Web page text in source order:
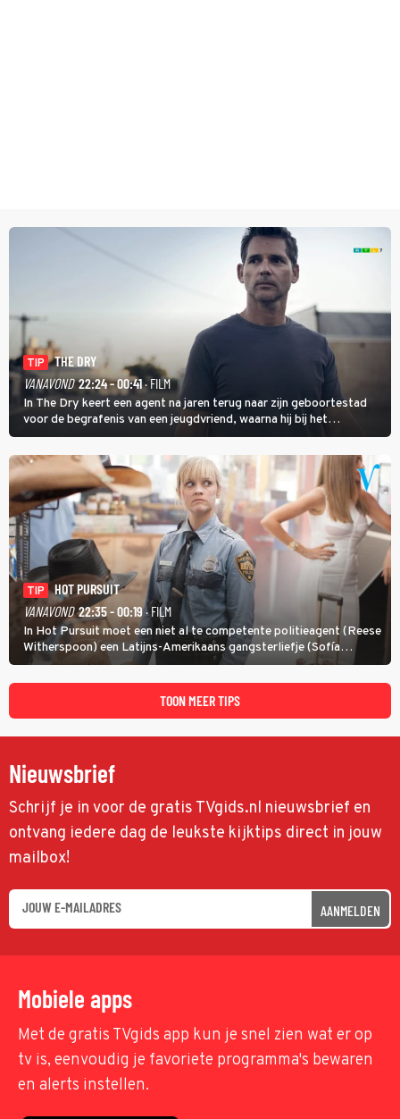
TIP
THE DRY
VANAVOND 22:24 - 00:41· FILM
In The Dry keert een agent na jaren terug naar zijn geboortestad
voor de begrafenis van een jeugdvriend, waarna hij bij het
onderzoeken van diens dood een verband begint te vermoeden
met een oude zaak.
TIP
HOT PURSUIT
VANAVOND 22:35 - 00:19· FILM
In Hot Pursuit moet een niet al te competente politieagent (Reese
Witherspoon) een Latijns-Amerikaans gangsterliefje (Sofía
Vergara) beschermen tegen corrupte agenten en moordlustige
maffiatypes.
TOON MEER TIPS
Nieuwsbrief
Schrijf je in voor de gratis TVgids.nl nieuwsbrief en
ontvang iedere dag de leukste kijktips direct in jouw
mailbox!
AANMELDEN
Mobiele apps
Met de gratis TVgids app kun je snel zien wat er op
tv is, eenvoudig je favoriete programma's bewaren
en alerts instellen.